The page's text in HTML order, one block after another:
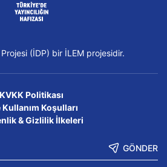
(İDP) bir İLEM projesidir.
KVKK Politikası
Kullanım Koşulları
& Gizlilik İlkeleri
GÖNDER